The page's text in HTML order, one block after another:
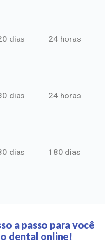
dias 24 horas
dias 24 horas
dias 180 dias
a passo para você
dental online!